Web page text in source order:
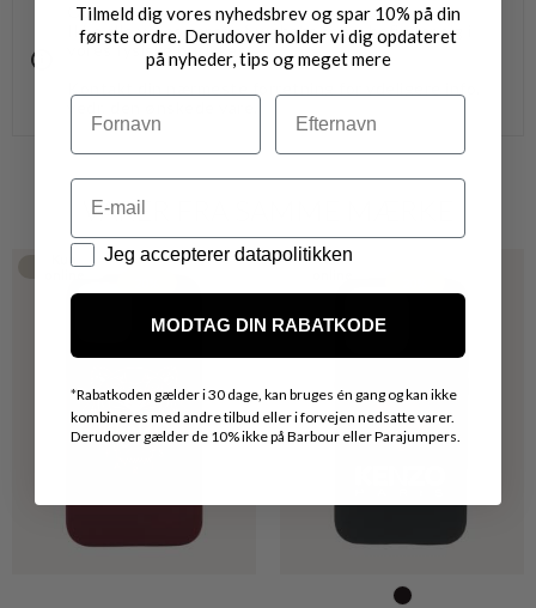
OBS.
Ikke alle vores varer på webshoppen, befinder sig i
vores fysiske butikker.
VARER FRA SAMME MÆRKE
Kun
Tilmeld dig vores nyhedsbrev og spar 10% på din
første ordre. Derudover holder vi dig opdateret
på nyheder, tips og meget mere
Navn Efternavn
Email
Datapolitik
Jeg accepterer datapolitikken
MODTAG DIN RABATKODE
*Rabatkoden gælder i 30 dage, kan bruges én gang og kan ikke
kombineres med andre tilbud eller i forvejen nedsatte varer.
Derudover gælder de 10% ikke på Barbour eller Parajumpers.